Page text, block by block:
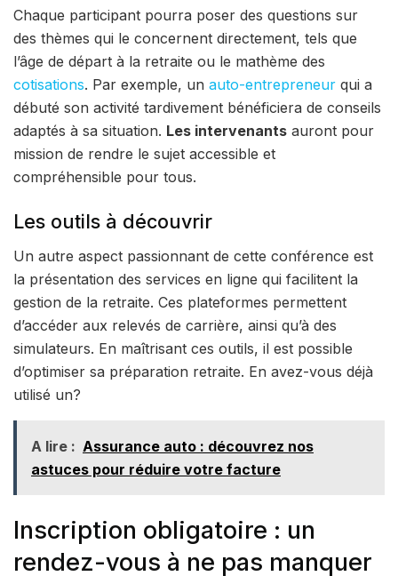
Chaque participant pourra poser des questions sur
des thèmes qui le concernent directement, tels que
l’âge de départ à la retraite ou le mathème des
cotisations. Par exemple, un auto-entrepreneur qui a
débuté son activité tardivement bénéficiera de conseils
adaptés à sa situation. Les intervenants auront pour
mission de rendre le sujet accessible et
compréhensible pour tous.
Les outils à découvrir
Un autre aspect passionnant de cette conférence est
la présentation des services en ligne qui facilitent la
gestion de la retraite. Ces plateformes permettent
d’accéder aux relevés de carrière, ainsi qu’à des
simulateurs. En maîtrisant ces outils, il est possible
d’optimiser sa préparation retraite. En avez-vous déjà
utilisé un?
A lire : Assurance auto : découvrez nos
astuces pour réduire votre facture
Inscription obligatoire : un
rendez-vous à ne pas manquer